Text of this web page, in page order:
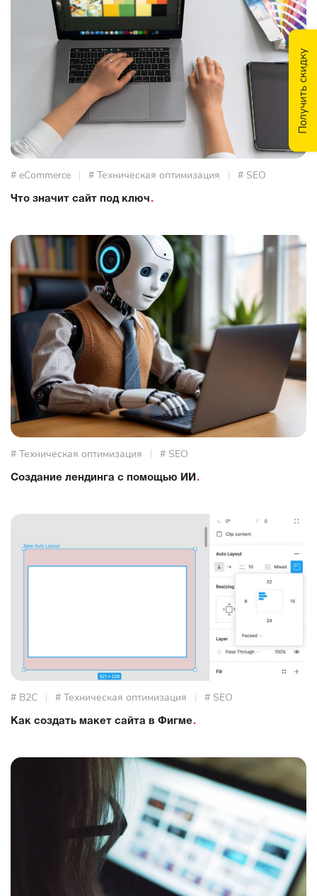
Получить скидку
# eCommerce # Техническая оптимизация # SEO
Что значит сайт под ключ
# Техническая оптимизация # SEO
Создание лендинга с помощью ИИ
# B2C # Техническая оптимизация # SEO
Как создать макет сайта в Фигме